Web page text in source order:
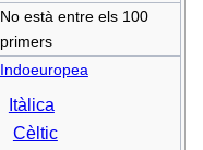
No està entre els 100
primers
Indoeuropea
Itàlica
Cèltic